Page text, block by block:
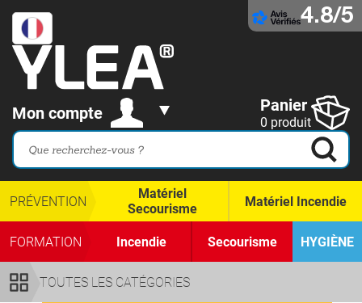
4.8/5
Mon compte Panier
0 produit
TOUTES LES CATÉGORIES
PRÉVENTION
Matériel
Secourisme
Matériel Incendie
FORMATION Incendie Secourisme HYGIÈNE